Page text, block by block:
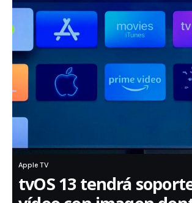
Apple TV
tvOS 13 tendrá